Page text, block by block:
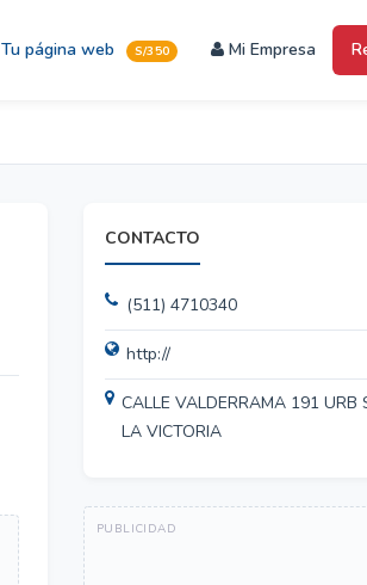
Tu página web S/350 Mi Empresa
CONTACTO
(511) 4710340
http://
CALLE VALDERRAMA 191 URB
LA VICTORIA